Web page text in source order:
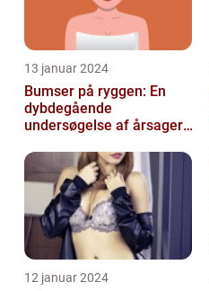
13 januar 2024
Bumser på ryggen: En
dybdegående
undersøgelse af årsager,
forebyggelse
12 januar 2024